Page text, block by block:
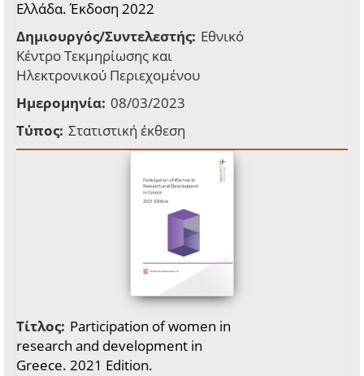
Ελλάδα. Έκδοση 2022
Δημιουργός/Συντελεστής: Εθνικό
Κέντρο Τεκμηρίωσης και
Ηλεκτρονικού Περιεχομένου
Ημερομηνία: 08/03/2023
Τύπος: Στατιστική έκθεση
Τίτλος: Participation of women in
research and development in
Greece. 2021 Edition.